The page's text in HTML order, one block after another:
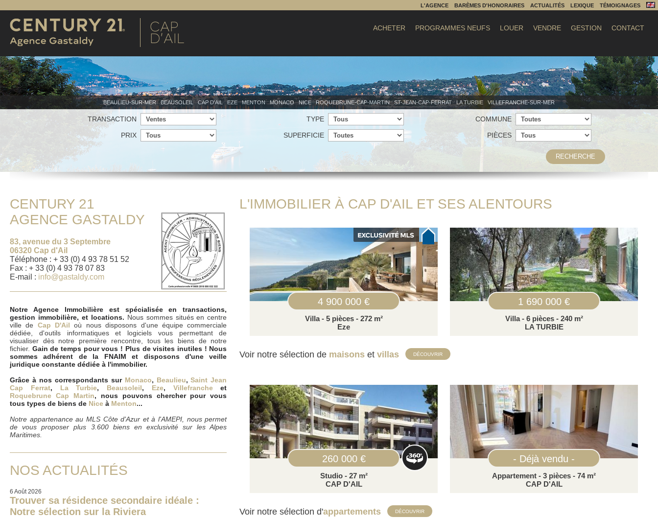
L'AGENCE BARÈMES D'HONORAIRES ACTUALITÉS LEXIQUE TÉMOIGNAGES
ACHETER PROGRAMMES NEUFS LOUER VENDRE GESTION CONTACT
BEAULIEU-SUR-MER BEAUSOLEIL CAP D'AIL EZE MENTON MONACO NICE ROQUEBRUNE-CAP-MARTIN ST-JEAN-CAP-FERRAT LA TURBIE VILLEFRANCHE-SUR-MER
TRANSACTION TYPE COMMUNE
PRIX SUPERFICIE PIÈCES
RECHERCHE
CENTURY 21
AGENCE GASTALDY
83, avenue du 3 Septembre
06320 Cap d'Ail
Téléphone : + 33 (0) 4 93 78 51 52
Fax : + 33 (0) 4 93 78 07 83
E-mail : info@gastaldy.com
Notre Agence Immobilière est spécialisée en transactions,
gestion immobilière, et locations. Nous sommes situés en centre
ville de Cap D'Ail où nous disposons d'une équipe commerciale
dédiée, d'outils informatiques et logiciels vous permettant de
visualiser dès notre première rencontre, tous les biens de notre
fichier. Gain de temps pour vous ! Plus de visites inutiles ! Nous
sommes adhérent de la FNAIM et disposons d'une veille
juridique constante dédiée à l'immobilier.
Grâce à nos correspondants sur Monaco, Beaulieu,Saint Jean
Cap Ferrat, La Turbie, Beausoleil, Eze, Villefrancheet
Roquebrune Cap Martin, nous pouvons chercher pour vous
tous types de biens de Nice à Menton...
Notre appartenance au MLS Côte d'Azur et à l'AMEPI, nous permet
de vous proposer plus 3.600 biens en exclusivité sur les Alpes
Maritimes.
NOS ACTUALITÉS
6 Août 2026
Trouver sa résidence secondaire idéale :
Notre sélection sur la Riviera
L'IMMOBILIER À CAP D'AIL ET SES ALENTOURS
4 900 000 €
Villa - 5 pièces - 272 m²
Eze
1 690 000 €
Villa - 6 pièces - 240 m²
LA TURBIE
Voir notre sélection de maisons etvillas DÉCOUVRIR
260 000 €
Studio - 27 m²
CAP D'AIL
- Déjà vendu -
Appartement - 3 pièces - 74 m²
CAP D'AIL
Voir notre sélection d'appartements DÉCOUVRIR